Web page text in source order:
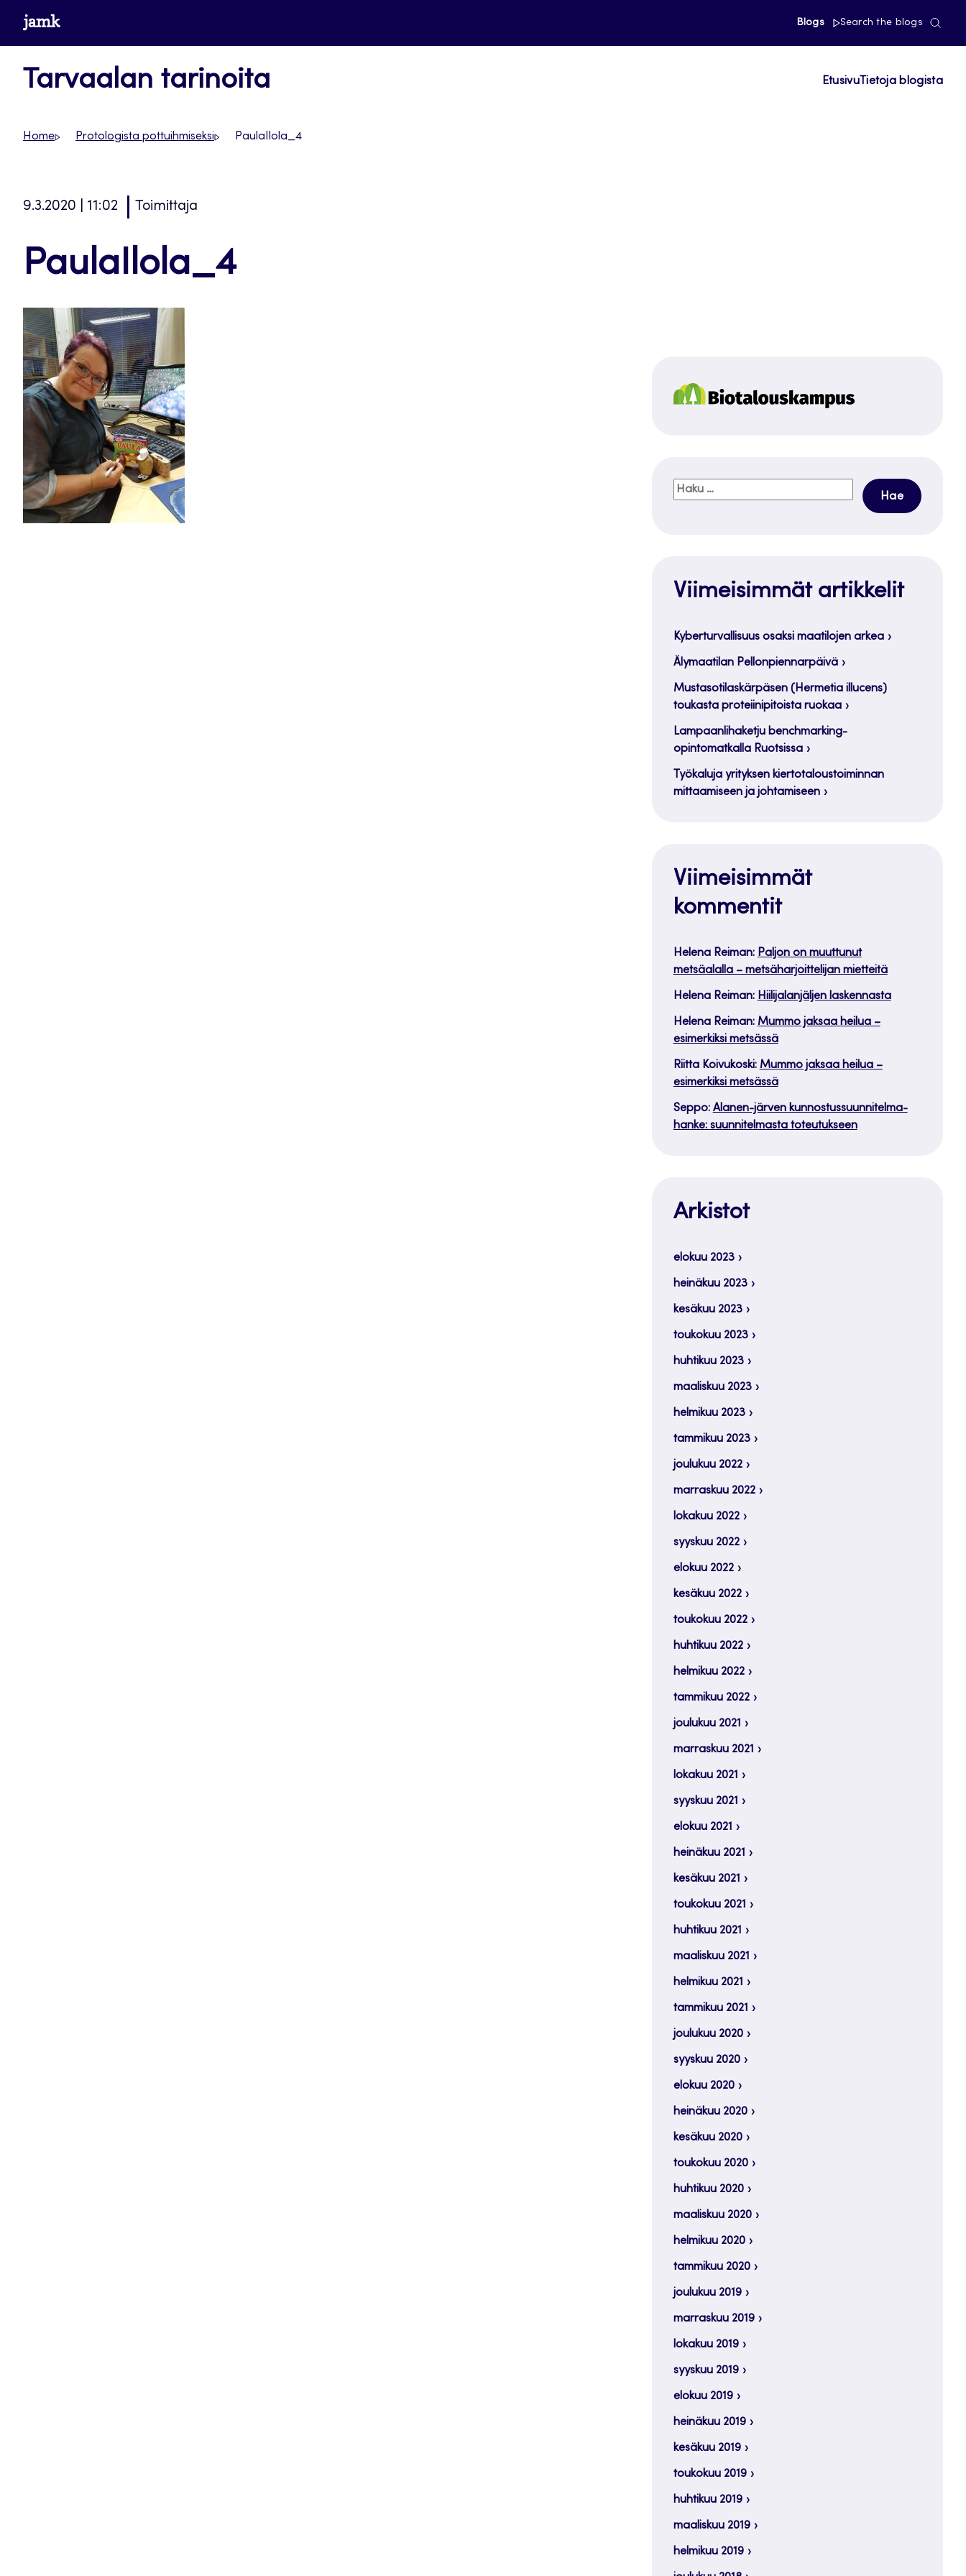
Siirrywww.jamk.fi Blogs Search the blogs
Tarvaalan tarinoita EtusivuTietoja blogista
Home Protologista pottuihmiseksi PaulaIlola_4
9.3.2020 | 11:02 Toimittaja
PaulaIlola_4
Haku:
Viimeisimmät artikkelit
Kyberturvallisuus osaksi maatilojen arkea
Älymaatilan Pellonpiennarpäivä
Mustasotilaskärpäsen (Hermetia illucens)
toukasta proteiinipitoista ruokaa
Lampaanlihaketju benchmarking-
opintomatkalla Ruotsissa
Työkaluja yrityksen kiertotaloustoiminnan
mittaamiseen ja johtamiseen
Viimeisimmät
kommentit
Helena Reiman: Paljon on muuttunut
metsäalalla – metsäharjoittelijan mietteitä
Helena Reiman: Hiilijalanjäljen laskennasta
Helena Reiman: Mummo jaksaa heilua –
esimerkiksi metsässä
Riitta Koivukoski: Mummo jaksaa heilua –
esimerkiksi metsässä
Seppo: Alanen-järven kunnostussuunnitelma-
hanke: suunnitelmasta toteutukseen
Arkistot
elokuu 2023
heinäkuu 2023
kesäkuu 2023
toukokuu 2023
huhtikuu 2023
maaliskuu 2023
helmikuu 2023
tammikuu 2023
joulukuu 2022
marraskuu 2022
lokakuu 2022
syyskuu 2022
elokuu 2022
kesäkuu 2022
toukokuu 2022
huhtikuu 2022
helmikuu 2022
tammikuu 2022
joulukuu 2021
marraskuu 2021
lokakuu 2021
syyskuu 2021
elokuu 2021
heinäkuu 2021
kesäkuu 2021
toukokuu 2021
huhtikuu 2021
maaliskuu 2021
helmikuu 2021
tammikuu 2021
joulukuu 2020
syyskuu 2020
elokuu 2020
heinäkuu 2020
kesäkuu 2020
toukokuu 2020
huhtikuu 2020
maaliskuu 2020
helmikuu 2020
tammikuu 2020
joulukuu 2019
marraskuu 2019
lokakuu 2019
syyskuu 2019
elokuu 2019
heinäkuu 2019
kesäkuu 2019
toukokuu 2019
huhtikuu 2019
maaliskuu 2019
helmikuu 2019